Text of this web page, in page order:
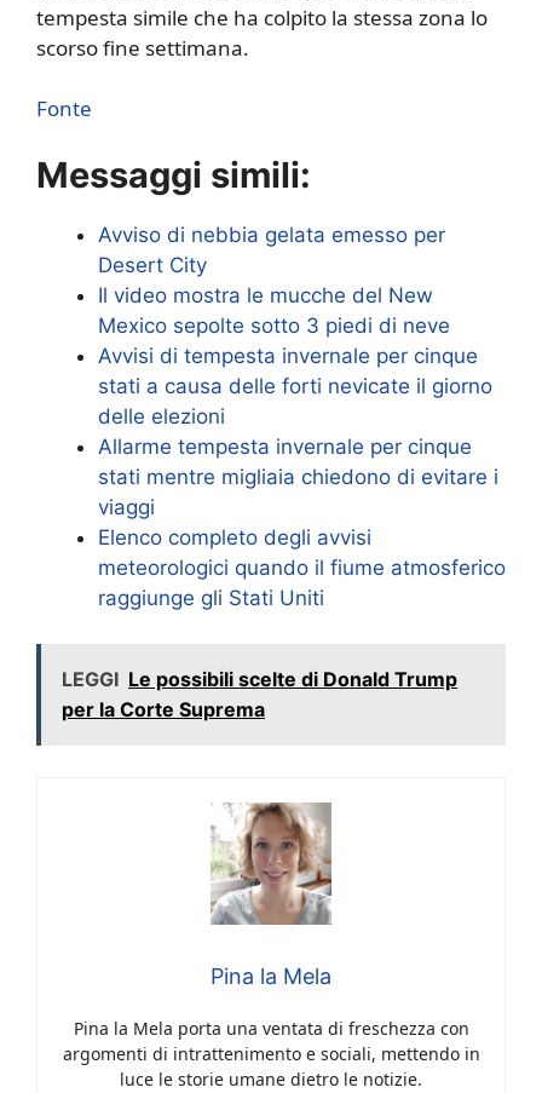
tempesta simile che ha colpito la stessa zona lo
scorso fine settimana.
Fonte
Messaggi simili:
Avviso di nebbia gelata emesso per
Desert City
Il video mostra le mucche del New
Mexico sepolte sotto 3 piedi di neve
Avvisi di tempesta invernale per cinque
stati a causa delle forti nevicate il giorno
delle elezioni
Allarme tempesta invernale per cinque
stati mentre migliaia chiedono di evitare i
viaggi
Elenco completo degli avvisi
meteorologici quando il fiume atmosferico
raggiunge gli Stati Uniti
LEGGI Le possibili scelte di Donald Trump
per la Corte Suprema
Pina la Mela
Pina la Mela porta una ventata di freschezza con
argomenti di intrattenimento e sociali, mettendo in
luce le storie umane dietro le notizie.